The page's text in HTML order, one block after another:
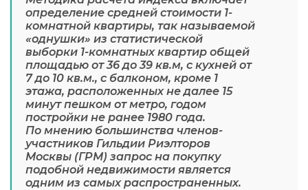
определение средней стоимости 1-
комнатной квартиры, так называемой
«однушки» из статистической
выборки 1-комнатных квартир общей
площадью от 36 до 39 кв.м, с кухней от
7 до 10 кв.м., с балконом, кроме 1
этажа, расположенных не далее 15
минут пешком от метро, годом
постройки не ранее 1980 года.
По мнению большинства членов-
участников Гильдии Риэлторов
Москвы (ГРМ) запрос на покупку
подобной недвижимости является
одним из самых распространенных.